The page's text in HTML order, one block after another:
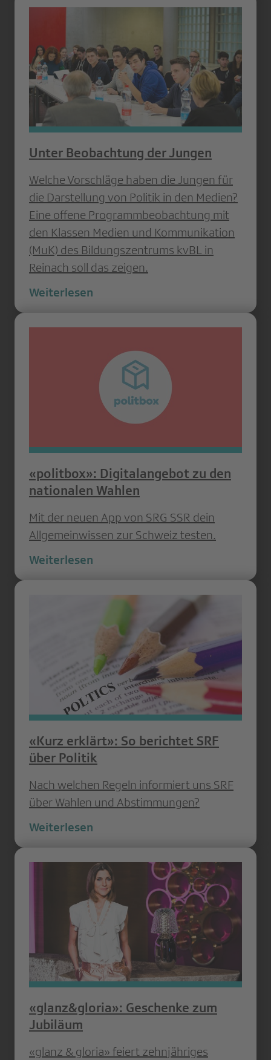
Unter Beobachtung der Jungen
Welche Vorschläge haben die Jungen für
die Darstellung von Politik in den Medien?
Eine offene Programmbeobachtung mit
den Klassen Medien und Kommunikation
(MuK) des Bildungszentrums kvBL in
Reinach soll das zeigen.
Weiterlesen
«politbox»: Digitalangebot zu den
nationalen Wahlen
Mit der neuen App von SRG SSR dein
Allgemeinwissen zur Schweiz testen.
Weiterlesen
«Kurz erklärt»: So berichtet SRF
über Politik
Nach welchen Regeln informiert uns SRF
über Wahlen und Abstimmungen?
Weiterlesen
«glanz&gloria»: Geschenke zum
Jubiläum
«glanz & gloria» feiert zehnjähriges